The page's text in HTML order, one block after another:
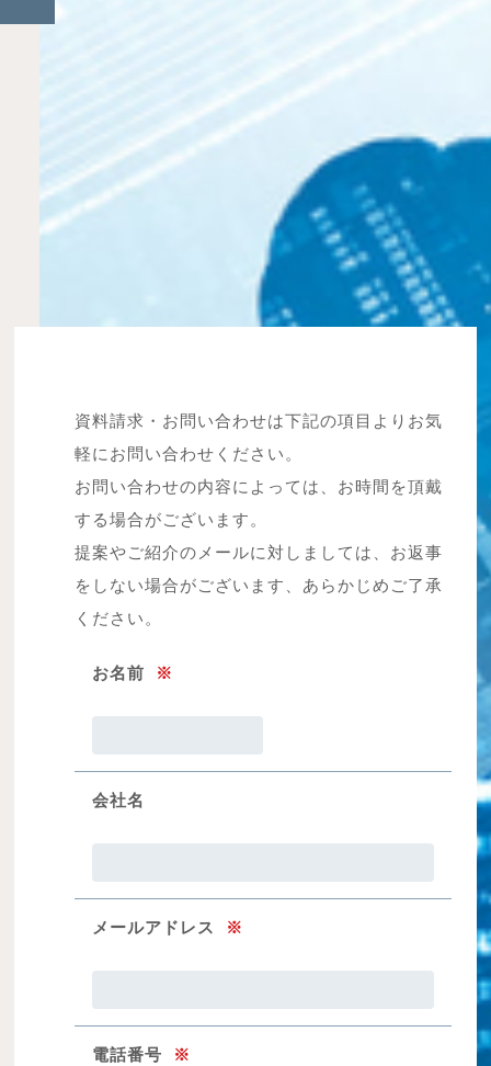
資料請求・お問い合わせは下記の項目よりお気
軽にお問い合わせください。
お問い合わせの内容によっては、お時間を頂戴
する場合がございます。
提案やご紹介のメールに対しましては、お返事
をしない場合がございます、あらかじめご了承
ください。
お名前 ※
会社名
メールアドレス ※
電話番号 ※